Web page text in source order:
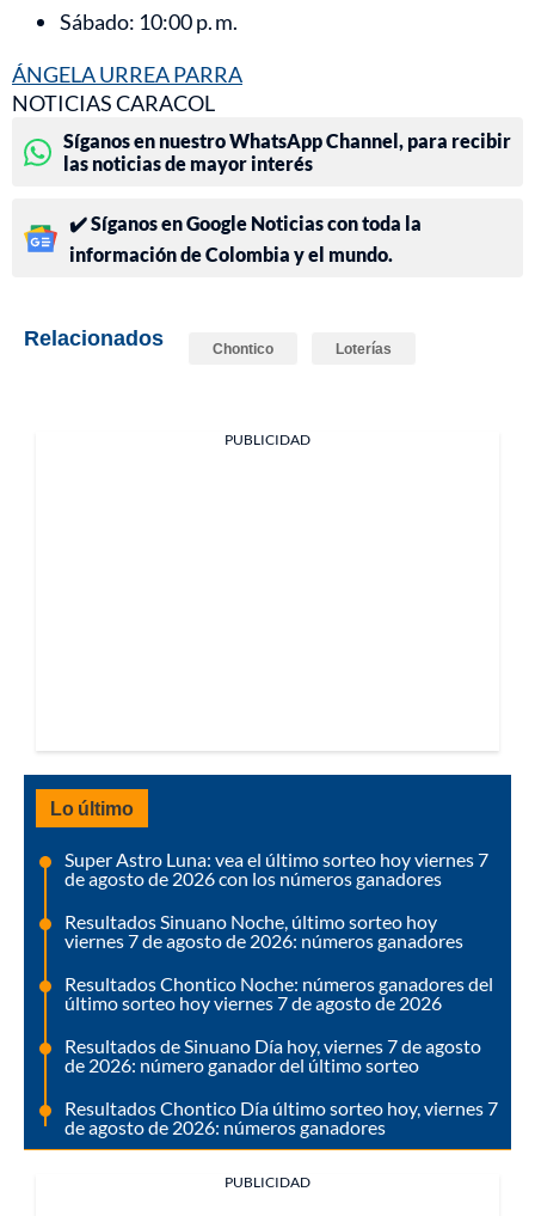
Sábado: 10:00 p. m.
ÁNGELA URREA PARRA
NOTICIAS CARACOL
Síganos en nuestro WhatsApp Channel, para recibir
las noticias de mayor interés
✔️ Síganos en Google Noticias con toda la
información de Colombia y el mundo.
Relacionados Chontico Loterías
PUBLICIDAD
Lo último
Super Astro Luna: vea el último sorteo hoy viernes 7
de agosto de 2026 con los números ganadores
Resultados Sinuano Noche, último sorteo hoy
viernes 7 de agosto de 2026: números ganadores
Resultados Chontico Noche: números ganadores del
último sorteo hoy viernes 7 de agosto de 2026
Resultados de Sinuano Día hoy, viernes 7 de agosto
de 2026: número ganador del último sorteo
Resultados Chontico Día último sorteo hoy, viernes 7
de agosto de 2026: números ganadores
PUBLICIDAD